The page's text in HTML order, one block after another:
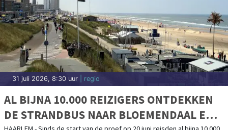
31 juli 2026, 8:30 uur | regio
AL BIJNA 10.000 REIZIGERS ONTDEKKEN
DE STRANDBUS NAAR BLOEMENDAAL EN